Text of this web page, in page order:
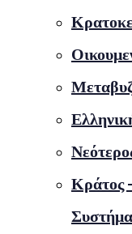
Κράτος